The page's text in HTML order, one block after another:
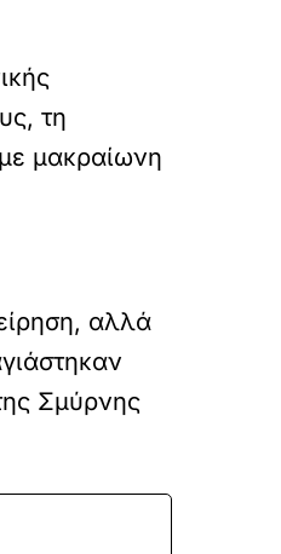
τη
μακραίωνη
αλλά
Σμύρνης